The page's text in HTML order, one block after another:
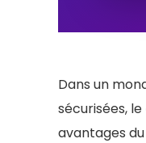
Dans un
sécurisées, le
avantages du